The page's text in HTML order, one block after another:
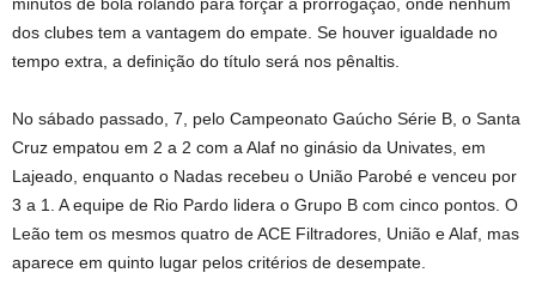
dos clubes tem a vantagem do empate. Se houver igualdade no
tempo extra, a definição do título será nos pênaltis.
No sábado passado, 7, pelo Campeonato Gaúcho Série B, o Santa
Cruz empatou em 2 a 2 com a Alaf no ginásio da Univates, em
Lajeado, enquanto o Nadas recebeu o União Parobé e venceu por
3 a 1. A equipe de Rio Pardo lidera o Grupo B com cinco pontos. O
Leão tem os mesmos quatro de ACE Filtradores, União e Alaf, mas
aparece em quinto lugar pelos critérios de desempate.